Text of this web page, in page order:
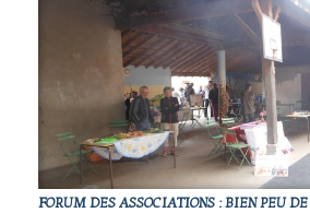
FORUM DES ASSOCIATIONS : BIEN PEU